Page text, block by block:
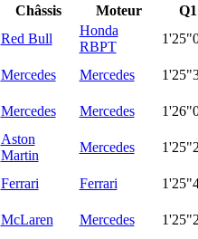
Châssis Moteur
Q1
Red Bull
Honda
RBPT
Mercedes Mercedes
Mercedes Mercedes
Aston
Martin
Mercedes
Ferrari Ferrari
McLaren Mercedes